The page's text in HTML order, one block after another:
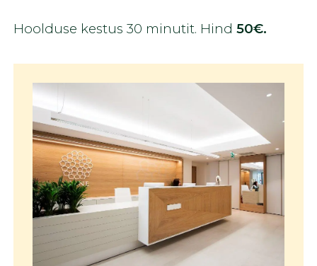
Hoolduse kestus 30 minutit. Hind 50€.